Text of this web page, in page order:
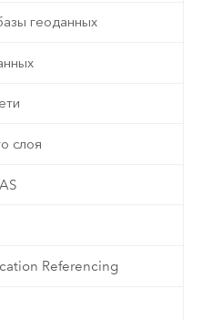
геоданных
слоя
Referencing